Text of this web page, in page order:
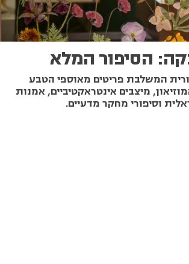
הסיפור המלא
המשלבת פריטים מאוספי הטבע
מיצבים אינטראקטיביים, אמנות
וסיפורי מחקר מדעיים.